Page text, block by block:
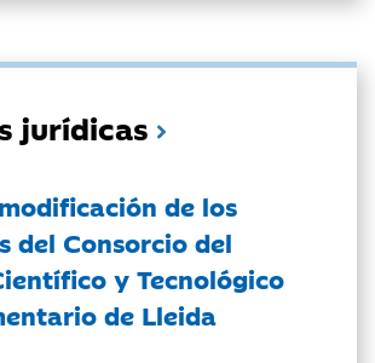
jurídicas
de los
del Consorcio del
y Tecnológico
de Lleida